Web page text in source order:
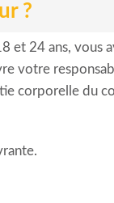
?
et 24 ans, vous
votre
corporelle du